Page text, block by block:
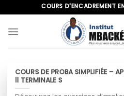
to
content
COURS D'ENCADREMENT EN
COURS DE PROBA SIMPLIFIÉE –
ll TERMINALE S